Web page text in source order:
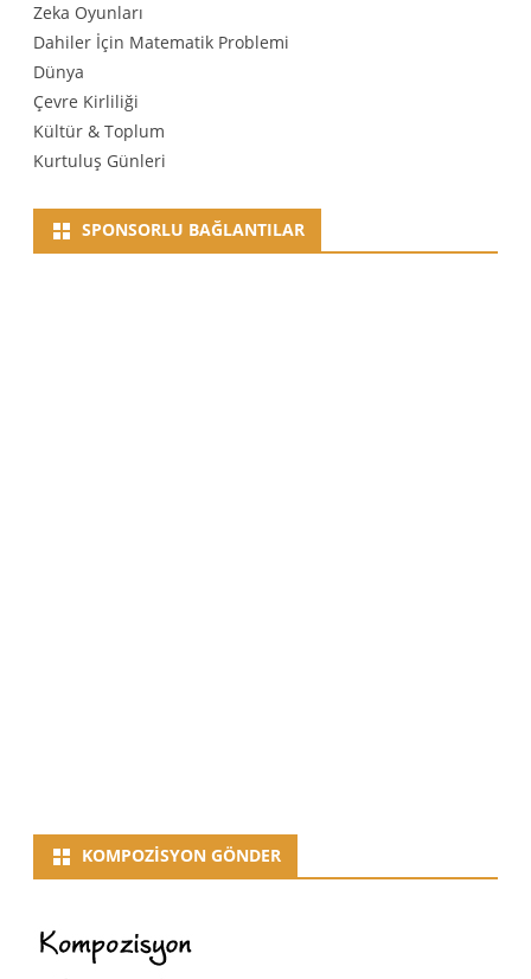
Zeka Oyunları
Dahiler İçin Matematik Problemi
Dünya
Çevre Kirliliği
Kültür & Toplum
Kurtuluş Günleri
SPONSORLU BAĞLANTILAR
KOMPOZISYON GÖNDER